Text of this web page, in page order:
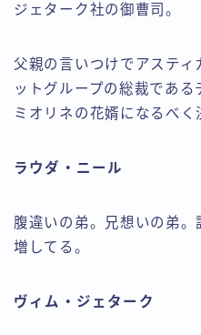
ジェターク社の御曹司。
父親の言いつけでアスティ
ットグループの総裁である
ミオリネの花婿になるべく
ラウダ・ニール
腹違いの弟。兄想いの弟
増してる。
ヴィム・ジェターク